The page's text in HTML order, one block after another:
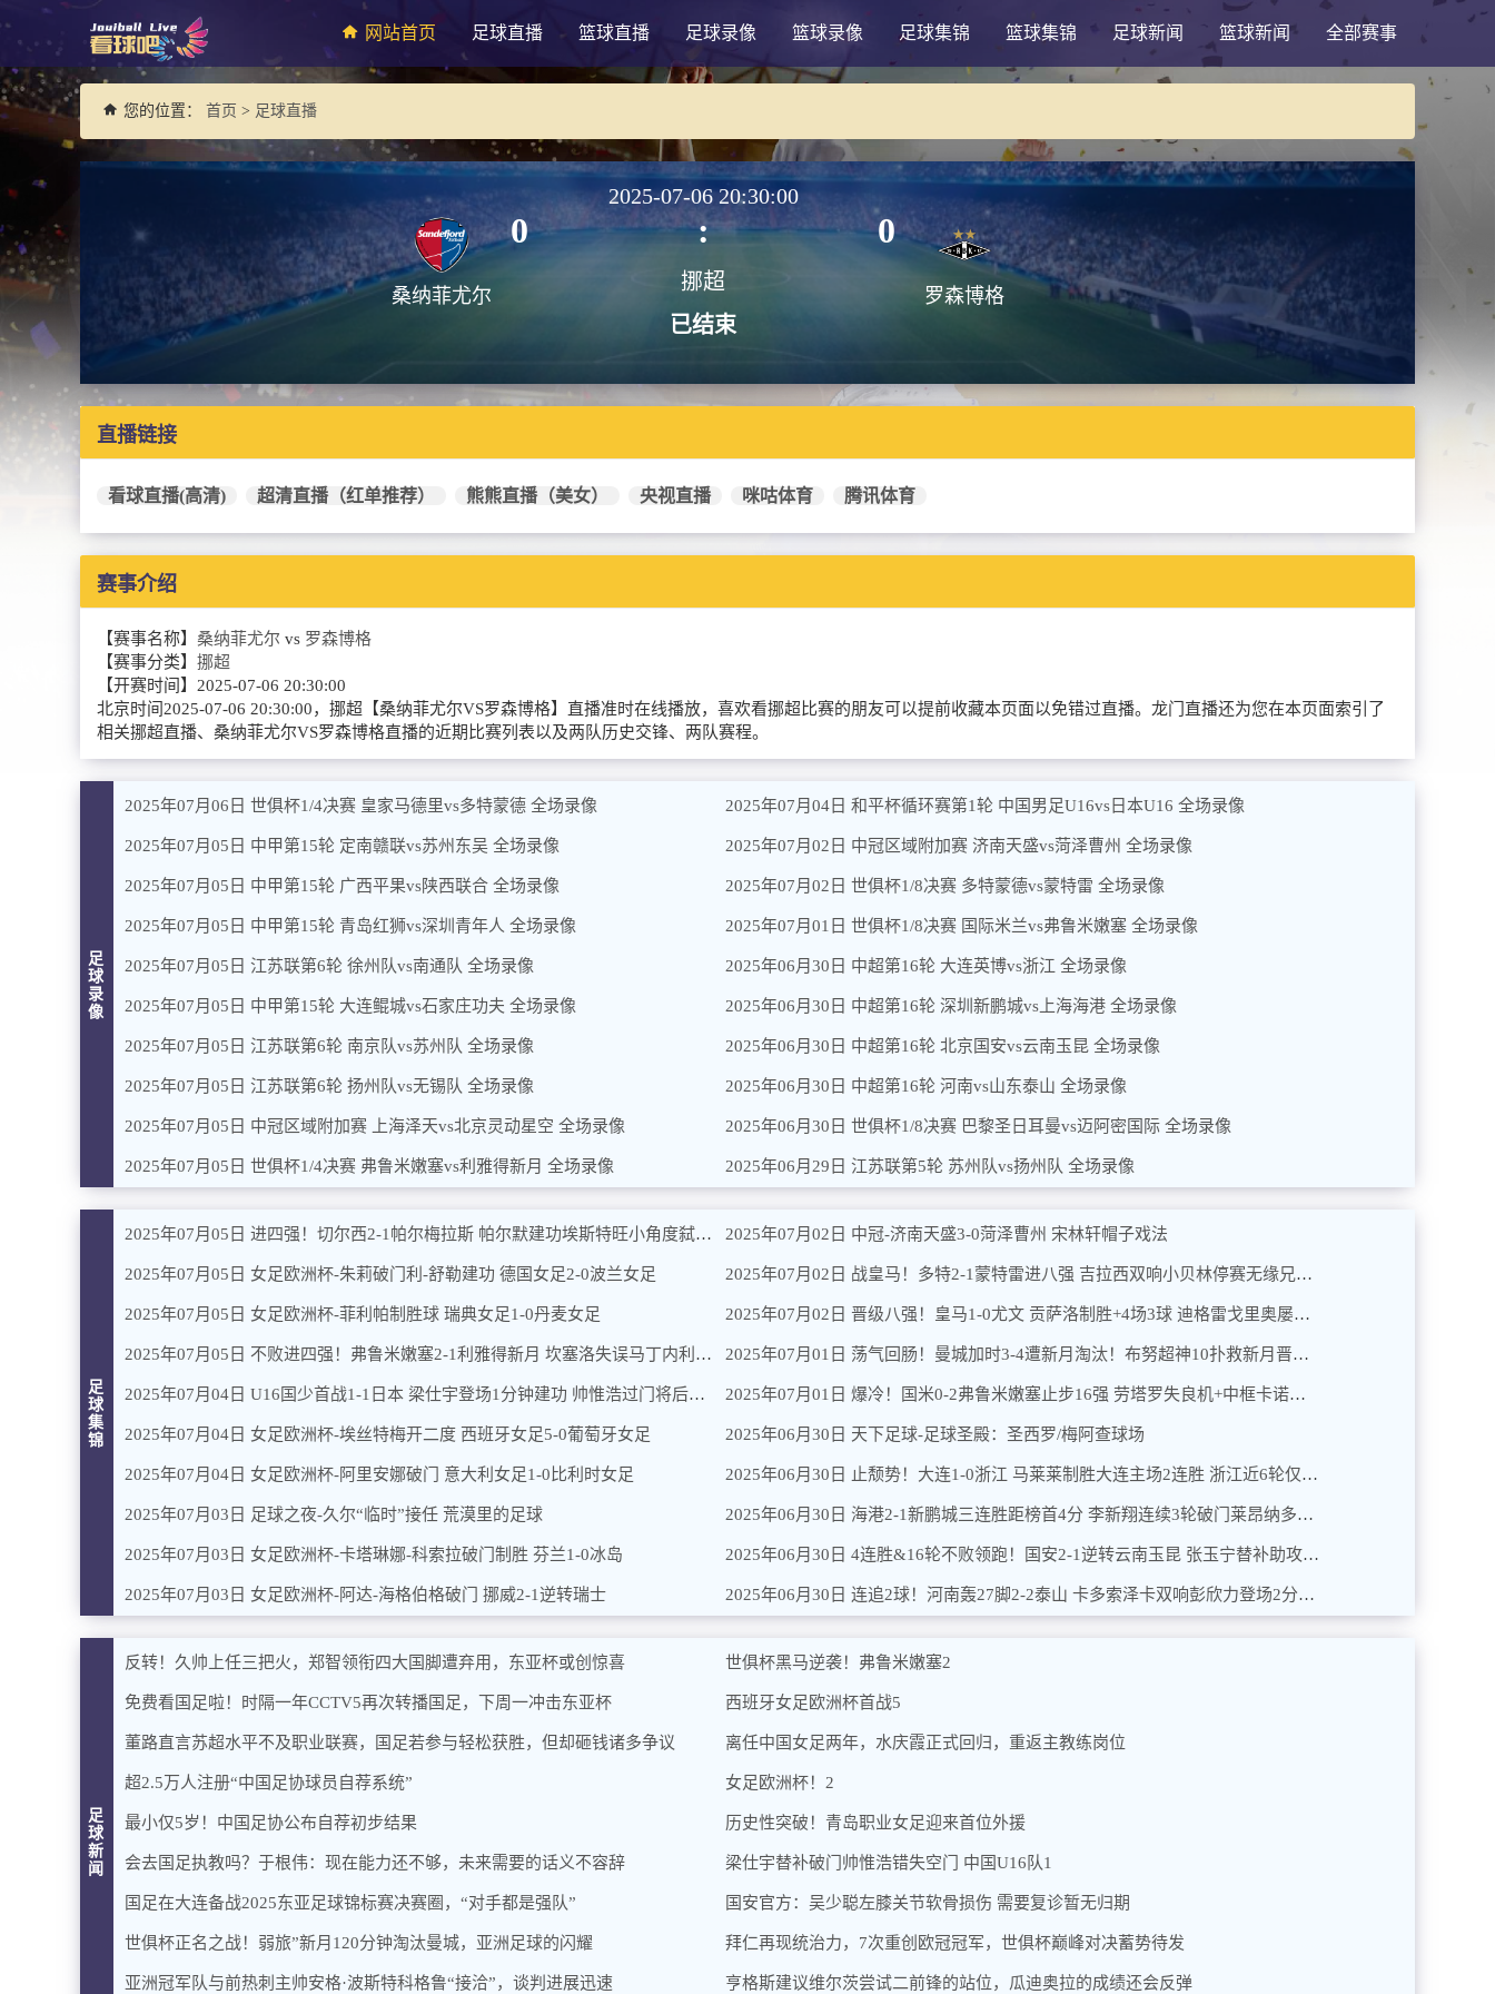
网站首页 足球直播 篮球直播 足球录像 篮球录像 足球集锦 篮球集锦 足球新闻 篮球新闻 全部赛事
您的位置： 首页 > 足球直播
桑纳菲尤尔
2025-07-06 20:30:00
0 : 0
挪超
已结束
罗森博格
直播链接
看球直播(高清) 超清直播（红单推荐） 熊熊直播（美女） 央视直播 咪咕体育 腾讯体育
赛事介绍
【赛事名称】 桑纳菲尤尔 vs 罗森博格
【赛事分类】 挪超
【开赛时间】 2025-07-06 20:30:00
北京时间2025-07-06 20:30:00，挪超【桑纳菲尤尔VS罗森博格】直播准时在线播放，喜欢看挪超比赛的朋友可以提前收藏本页面以免错过直播。龙门直播还为您在本页面索引了
相关挪超直播、桑纳菲尤尔VS罗森博格直播的近期比赛列表以及两队历史交锋、两队赛程。
足
球
录
像
2025年07月06日 世俱杯1/4决赛 皇家马德里vs多特蒙德 全场录像
2025年07月05日 中甲第15轮 定南赣联vs苏州东吴 全场录像
2025年07月05日 中甲第15轮 广西平果vs陕西联合 全场录像
2025年07月05日 中甲第15轮 青岛红狮vs深圳青年人 全场录像
2025年07月05日 江苏联第6轮 徐州队vs南通队 全场录像
2025年07月05日 中甲第15轮 大连鲲城vs石家庄功夫 全场录像
2025年07月05日 江苏联第6轮 南京队vs苏州队 全场录像
2025年07月05日 江苏联第6轮 扬州队vs无锡队 全场录像
2025年07月05日 中冠区域附加赛 上海泽天vs北京灵动星空 全场录像
2025年07月05日 世俱杯1/4决赛 弗鲁米嫩塞vs利雅得新月 全场录像
2025年07月04日 和平杯循环赛第1轮 中国男足U16vs日本U16 全场录像
2025年07月02日 中冠区域附加赛 济南天盛vs菏泽曹州 全场录像
2025年07月02日 世俱杯1/8决赛 多特蒙德vs蒙特雷 全场录像
2025年07月01日 世俱杯1/8决赛 国际米兰vs弗鲁米嫩塞 全场录像
2025年06月30日 中超第16轮 大连英博vs浙江 全场录像
2025年06月30日 中超第16轮 深圳新鹏城vs上海海港 全场录像
2025年06月30日 中超第16轮 北京国安vs云南玉昆 全场录像
2025年06月30日 中超第16轮 河南vs山东泰山 全场录像
2025年06月30日 世俱杯1/8决赛 巴黎圣日耳曼vs迈阿密国际 全场录像
2025年06月29日 江苏联第5轮 苏州队vs扬州队 全场录像
足
球
集
锦
2025年07月05日 进四强！切尔西2-1帕尔梅拉斯 帕尔默建功埃斯特旺小角度弑新主
2025年07月05日 女足欧洲杯-朱莉破门利-舒勒建功 德国女足2-0波兰女足
2025年07月05日 女足欧洲杯-菲利帕制胜球 瑞典女足1-0丹麦女足
2025年07月05日 不败进四强！弗鲁米嫩塞2-1利雅得新月 坎塞洛失误马丁内利世界波
2025年07月04日 U16国少首战1-1日本 梁仕宇登场1分钟建功 帅惟浩过门将后失空门
2025年07月04日 女足欧洲杯-埃丝特梅开二度 西班牙女足5-0葡萄牙女足
2025年07月04日 女足欧洲杯-阿里安娜破门 意大利女足1-0比利时女足
2025年07月03日 足球之夜-久尔“临时”接任 荒漠里的足球
2025年07月03日 女足欧洲杯-卡塔琳娜-科索拉破门制胜 芬兰1-0冰岛
2025年07月03日 女足欧洲杯-阿达-海格伯格破门 挪威2-1逆转瑞士
2025年07月02日 中冠-济南天盛3-0菏泽曹州 宋林轩帽子戏法
2025年07月02日 战皇马！多特2-1蒙特雷进八强 吉拉西双响小贝林停赛无缘兄弟对决
2025年07月02日 晋级八强！皇马1-0尤文 贡萨洛制胜+4场3球 迪格雷戈里奥屡献神扑
2025年07月01日 荡气回肠！曼城加时3-4遭新月淘汰！布努超神10扑救新月晋级八强
2025年07月01日 爆冷！国米0-2弗鲁米嫩塞止步16强 劳塔罗失良机+中框卡诺闪击
2025年06月30日 天下足球-足球圣殿：圣西罗/梅阿查球场
2025年06月30日 止颓势！大连1-0浙江 马莱莱制胜大连主场2连胜 浙江近6轮仅1胜
2025年06月30日 海港2-1新鹏城三连胜距榜首4分 李新翔连续3轮破门莱昂纳多传射
2025年06月30日 4连胜&16轮不败领跑！国安2-1逆转云南玉昆 张玉宁替补助攻+造点
2025年06月30日 连追2球！河南轰27脚2-2泰山 卡多索泽卡双响彭欣力登场2分钟染红
足
球
新
闻
反转！久帅上任三把火，郑智领衔四大国脚遭弃用，东亚杯或创惊喜
免费看国足啦！时隔一年CCTV5再次转播国足，下周一冲击东亚杯
董路直言苏超水平不及职业联赛，国足若参与轻松获胜，但却砸钱诸多争议
超2.5万人注册“中国足协球员自荐系统”
最小仅5岁！中国足协公布自荐初步结果
会去国足执教吗？于根伟：现在能力还不够，未来需要的话义不容辞
国足在大连备战2025东亚足球锦标赛决赛圈，“对手都是强队”
世俱杯正名之战！弱旅”新月120分钟淘汰曼城，亚洲足球的闪耀
亚洲冠军队与前热刺主帅安格·波斯特科格鲁“接洽”，谈判进展迅速
世俱杯黑马逆袭！弗鲁米嫩塞2
西班牙女足欧洲杯首战5
离任中国女足两年，水庆霞正式回归，重返主教练岗位
女足欧洲杯！2
历史性突破！青岛职业女足迎来首位外援
梁仕宇替补破门帅惟浩错失空门 中国U16队1
国安官方：吴少聪左膝关节软骨损伤 需要复诊暂无归期
拜仁再现统治力，7次重创欧冠冠军，世俱杯巅峰对决蓄势待发
亨格斯建议维尔茨尝试二前锋的站位，瓜迪奥拉的成绩还会反弹